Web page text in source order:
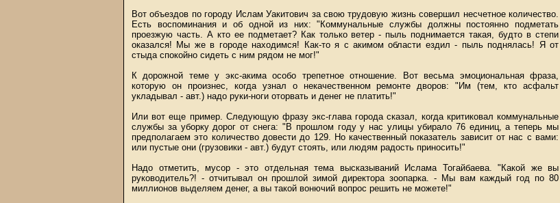
Вот объездов по городу Ислам Уакитович за свою трудовую жизнь совершил несчетное количество.
Есть воспоминания и об одной из них: "Коммунальные службы должны постоянно подметать
проезжую часть. А кто ее подметает? Как только ветер - пыль поднимается такая, будто в степи
оказался! Мы же в городе находимся! Как-то я с акимом области ездил - пыль поднялась! Я от
стыда спокойно сидеть с ним рядом не мог!"
К дорожной теме у экс-акима особо трепетное отношение. Вот весьма эмоциональная фраза,
которую он произнес, когда узнал о некачественном ремонте дворов: "Им (тем, кто асфальт
укладывал - авт.) надо руки-ноги оторвать и денег не платить!"
Или вот еще пример. Следующую фразу экс-глава города сказал, когда критиковал коммунальные
службы за уборку дорог от снега: "В прошлом году у нас улицы убирало 76 единиц, а теперь мы
предполагаем это количество довести до 129. Но качественный показатель зависит от нас с вами:
или пустые они (грузовики - авт.) будут стоять, или людям радость приносить!"
Надо отметить, мусор - это отдельная тема высказываний Ислама Тогайбаева. "Какой же вы
руководитель?! - отчитывал он прошлой зимой директора зоопарка. - Мы вам каждый год по 80
миллионов выделяем денег, а вы такой вонючий вопрос решить не можете!"